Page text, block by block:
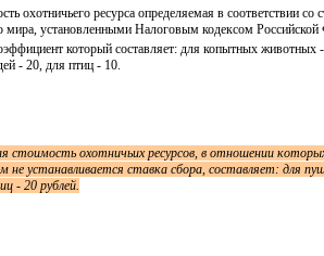
охотничьего ресурса определяемая в соответствии со
мира, установленными Налоговым кодексом Российской
который составляет: для копытных
- 20, для птиц - 10.
стоимость охотничьих ресурсов, в отношении
не устанавливается ставка сбора, составляет: для
- 20 рублей.